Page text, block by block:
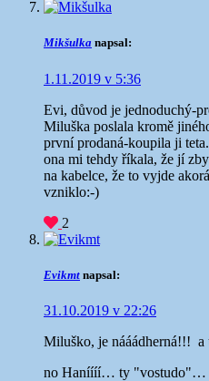
Mikšulka napsal:
1.11.2019 v 5:36
Evi, důvod je jednoduchý-
Miluška poslala kromě
první prodaná-koupila ji
ona mi tehdy říkala, že jí
na kabelce, že to vyjde
vzniklo:-)
2
Evikmt napsal:
31.10.2019 v 22:26
Miluško, je nááádherná!!! a
no Haníííí… ty "vostudo"…